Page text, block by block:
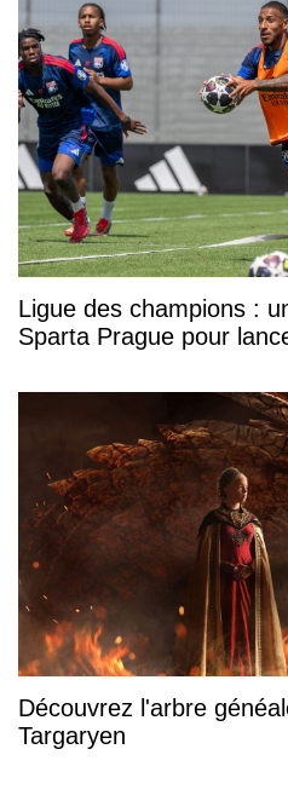
Ligue des champions :
Sparta Prague pour
Découvrez l'arbre
Targaryen